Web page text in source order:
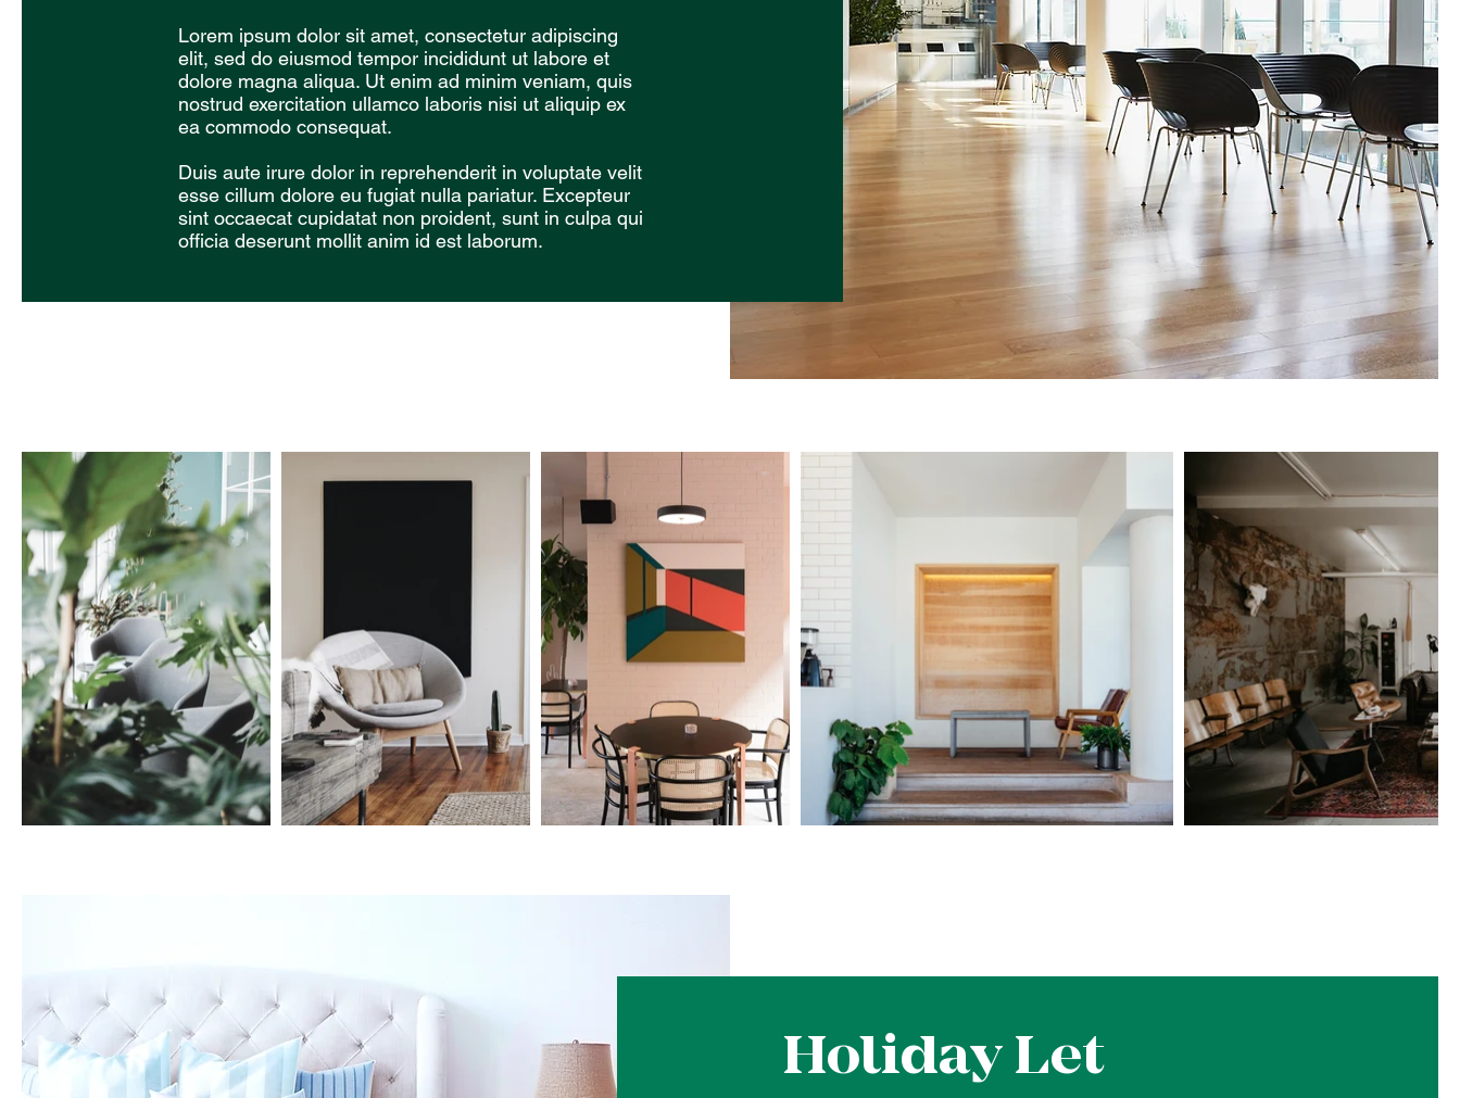
Lorem ipsum dolor sit amet, consectetur adipiscing
elit, sed do eiusmod tempor incididunt ut labore et
dolore magna aliqua. Ut enim ad minim veniam, quis
nostrud exercitation ullamco laboris nisi ut aliquip ex
ea commodo consequat.
Duis aute irure dolor in reprehenderit in voluptate velit
esse cillum dolore eu fugiat nulla pariatur. Excepteur
sint occaecat cupidatat non proident, sunt in culpa qui
officia deserunt mollit anim id est laborum.
Holiday Let